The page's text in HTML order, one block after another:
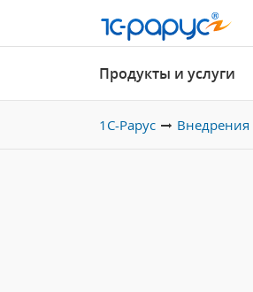
Продукты и услуги
1С-Рарус Внедрения